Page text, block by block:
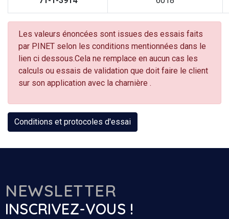
Les valeurs énoncées sont issues des essais faits
par PINET selon les conditions mentionnées dans le
lien ci dessous.Cela ne remplace en aucun cas les
calculs ou essais de validation que doit faire le client
sur son application avec la charnière .
Conditions et protocoles d'essai
NEWSLETTER
INSCRIVEZ-VOUS !